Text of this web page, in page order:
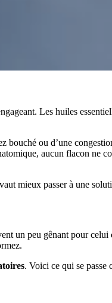
Les huiles
ou d’une
aucun flacon ne
mieux passer à une
un peu gênant pour
. Voici ce qui se passe